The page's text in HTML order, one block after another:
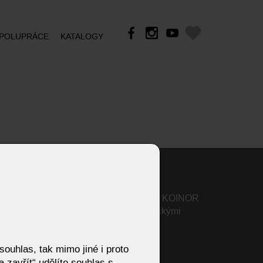
KATALOGY
Sedací souprava Wendy od KOINOR
– zaoblený design s organickými
tak mimo jiné i proto